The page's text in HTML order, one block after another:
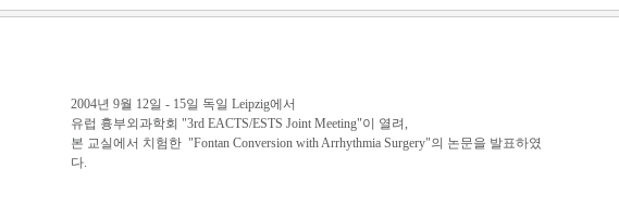
2004년 9월 12일 - 15일 독일 Leipzig에서
유럽 흉부외과학회 "3rd EACTS/ESTS Joint Meeting"이 열려,
본 교실에서 치험한 "Fontan Conversion with Arrhythmia Surgery"의 논문을 발표하였
다.